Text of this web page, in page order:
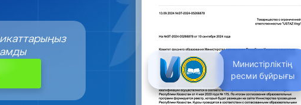
Министірліктің
ресми бұйрығы